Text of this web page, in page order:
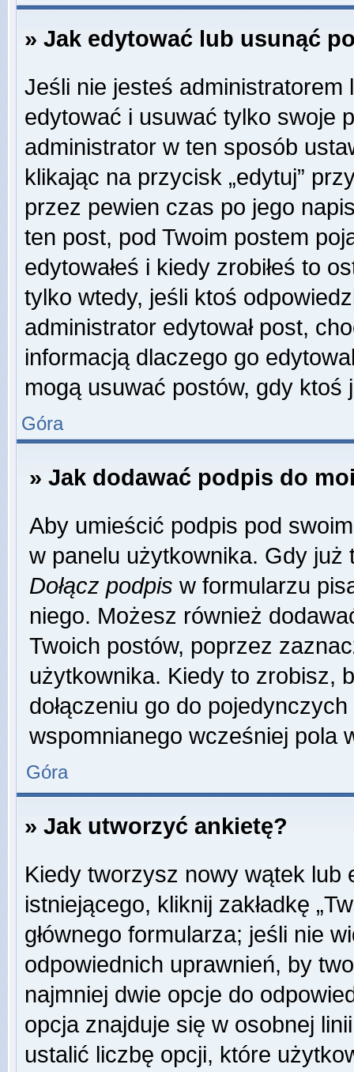
» Jak edytować lub usunąć
Jeśli nie jesteś
edytować i usuwać tylko swoje
administrator w ten sposób
klikając na przycisk „edytuj”
przez pewien czas po jego
ten post, pod Twoim postem
edytowałeś i kiedy zrobiłeś to
tylko wtedy, jeśli ktoś
administrator edytował post,
informacją dlaczego go
mogą usuwać postów, gdy ktoś
Góra
» Jak dodawać podpis do
Aby umieścić podpis pod
w panelu użytkownika. Gdy
Dołącz podpis w formularzu
niego. Możesz również
Twoich postów, poprzez
użytkownika. Kiedy to zrobisz,
dołączeniu go do
wspomnianego wcześniej pola
Góra
» Jak utworzyć ankietę?
Kiedy tworzysz nowy wątek lub
istniejącego, kliknij zakładkę
głównego formularza; jeśli nie
odpowiednich uprawnień, by
najmniej dwie opcje do
opcja znajduje się w osobnej
ustalić liczbę opcji, które